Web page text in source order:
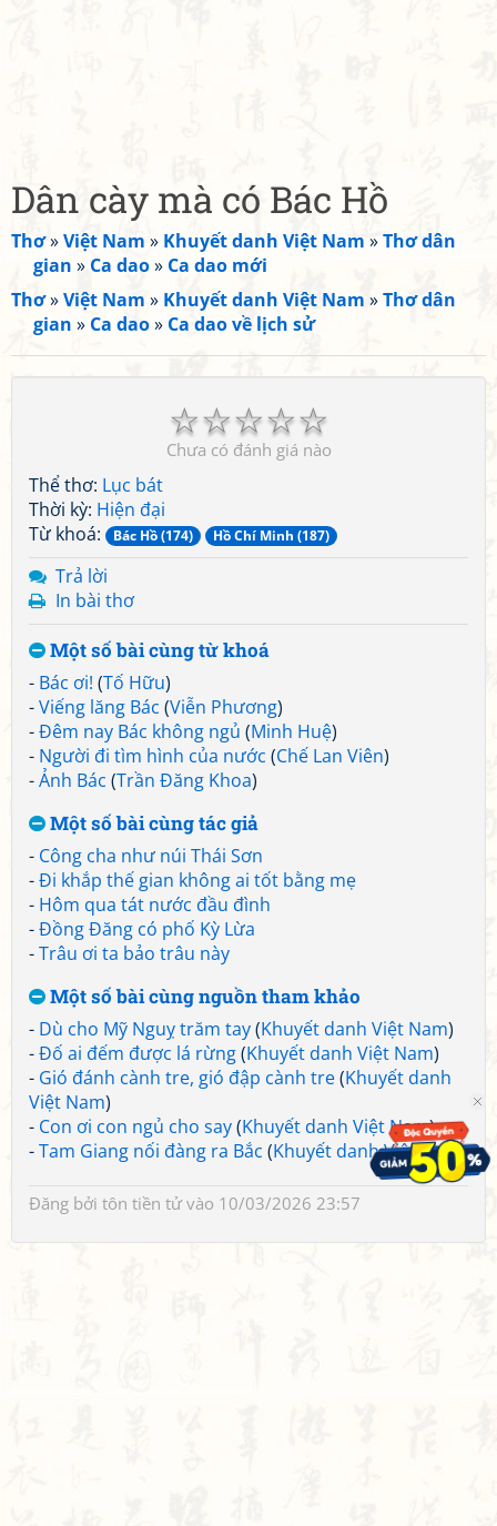
Dân cày mà có Bác Hồ
Thơ»Việt Nam » Khuyết danh Việt Nam »Thơ dân
gian » Ca dao» Ca dao mới
Thơ»Việt Nam » Khuyết danh Việt Nam »Thơ dân
gian » Ca dao» Ca dao về lịch sử
☆
☆
☆
☆
☆
Chưa có đánh giá nào
Thể thơ: Lục bát
Thời kỳ: Hiện đại
Từ khoá:
Bác Hồ (174) Hồ Chí Minh (187)
Trả lời
In bài thơ
Một số bài cùng từ khoá
- Bác ơi! (Tố Hữu)
-Viếng lăng Bác (Viễn Phương)
-Đêm nay Bác không ngủ (Minh Huệ)
- Người đi tìm hình của nước (Chế Lan Viên)
-Ảnh Bác (Trần Đăng Khoa)
Một số bài cùng tác giả
- Công cha như núi Thái Sơn
-Đi khắp thế gian không ai tốt bằng mẹ
- Hôm qua tát nước đầu đình
-Đồng Đăng có phố Kỳ Lừa
-Trâu ơi ta bảo trâu này
Một số bài cùng nguồn tham khảo
- Dù cho Mỹ Nguỵ trăm tay(Khuyết danh Việt Nam)
-Đố ai đếm được lá rừng(Khuyết danh Việt Nam)
- Gió đánh cành tre, gió đập cành tre(Khuyết danh
Việt Nam)
- Con ơi con ngủ cho say(Khuyết danh Việt Nam)
-Tam Giang nối đàng ra Bắc (Khuyết danh Việt Nam)
Đăng bởi tôn tiền tửvào 10/03/2026 23:57